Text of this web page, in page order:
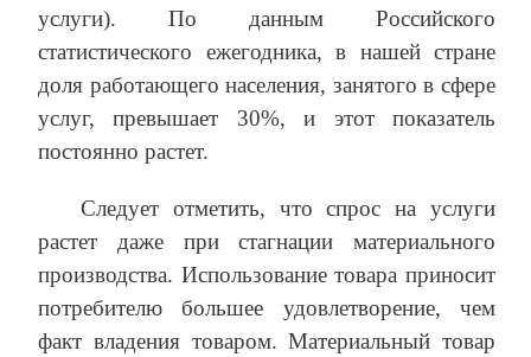
услуги). По данным Российского
статистического ежегодника, в нашей стране
доля работающего населения, занятого в сфере
услуг, превышает 30%, и этот показатель
постоянно растет.
Следует отметить, что спрос на услуги
растет даже при стагнации материального
производства. Использование товара приносит
потребителю большее удовлетворение, чем
факт владения товаром. Материальный товар